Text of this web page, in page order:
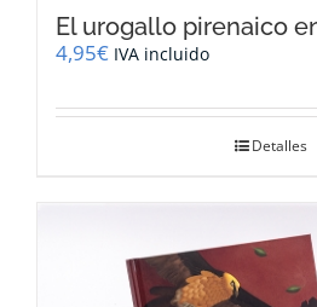
El urogallo pirenaico
4,95€ IVA incluido
Detalles